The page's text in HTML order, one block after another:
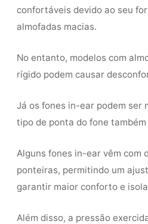
confortáveis devido ao seu
almofadas macias.
No entanto, modelos com
rígido podem causar
Já os fones in-ear podem ser
tipo de ponta do fone
Alguns fones in-ear vêm com
ponteiras, permitindo um
garantir maior conforto e
Além disso, a pressão